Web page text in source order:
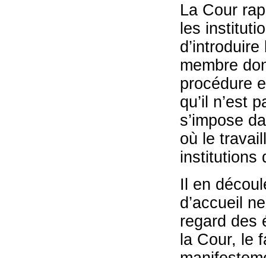
La Cour
les
membre
procédure
qu’il n’est
s’impose
où le
institutions
Il en
d’accueil
regard des
la Cour, le